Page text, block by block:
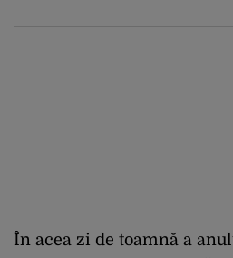
În acea zi de toamnă a